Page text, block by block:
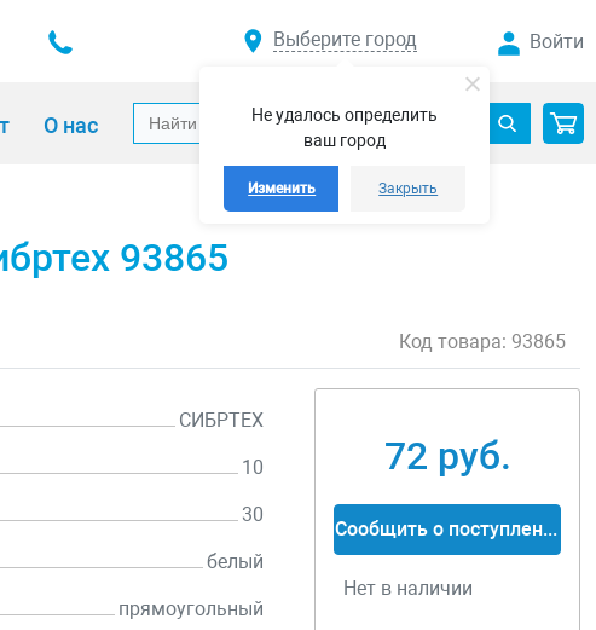
Не удалось определить
ваш город
Изменить Закрыть
Выберите город Войти
О нас
93865
Код товара: 93865
СИБРТЕХ
10
30
белый
прямоугольный
72 руб.
Сообщить о поступлении
Нет в наличии